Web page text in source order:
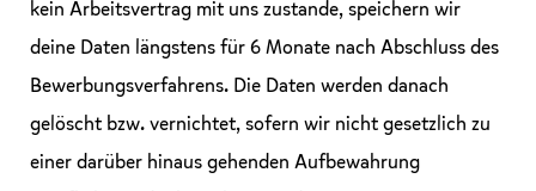
kein Arbeitsvertrag mit uns zustande, speichern wir
deine Daten längstens für 6 Monate nach Abschluss des
Bewerbungsverfahrens. Die Daten werden danach
gelöscht bzw. vernichtet, sofern wir nicht gesetzlich zu
einer darüber hinaus gehenden Aufbewahrung